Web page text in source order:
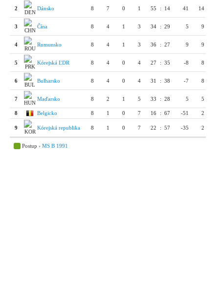
2 Dánsko 8 7 0 1 55 : 14 41 14
3 Čína 8 4 1 3 34 : 29 5 9
4 Rumunsko 8 4 1 3 36 : 27 9 9
5 Kórejská ĽDR 8 4 0 4 27 : 35 -8 8
6 Bulharsko 8 4 0 4 31 : 38 -7 8
7 Maďarsko 8 2 1 5 33 : 28 5 5
8 Belgicko 8 1 0 7 16 : 67 -51 2
9 Kórejská republika 8 1 0 7 22 : 57 -35 2
Postup › MS B 1991